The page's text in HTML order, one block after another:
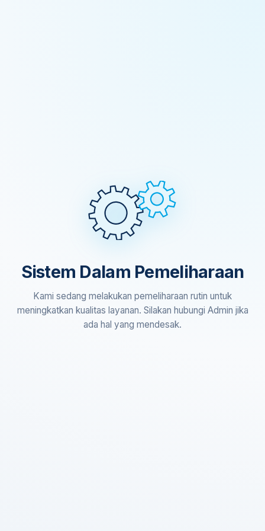
Sistem Dalam Pemeliharaan
Kami sedang melakukan pemeliharaan rutin untuk
meningkatkan kualitas layanan. Silakan hubungi Admin jika
ada hal yang mendesak.